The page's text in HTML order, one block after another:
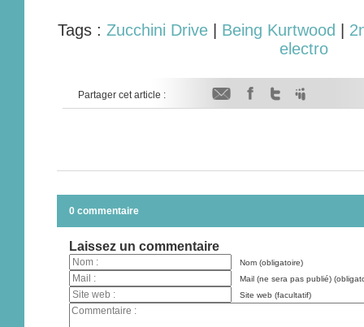
Tags : Zucchini Drive Being Kurtwood
electro
Partager cet article :
0 commentaire
Laissez un commentaire
Nom (obligatoire)
Mail (ne sera pas publié)
Site web (facultatif)